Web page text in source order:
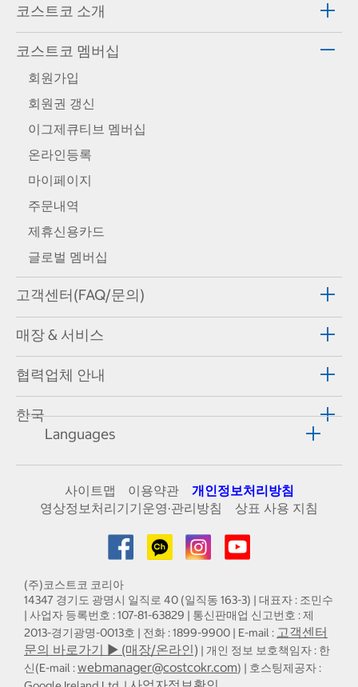
코스트코 소개
코스트코 멤버십
회원가입
회원권 갱신
이그제큐티브 멤버십
온라인등록
마이페이지
주문내역
제휴신용카드
글로벌 멤버십
고객센터(FAQ/문의)
매장 & 서비스
협력업체 안내
한국
Languages
사이트맵 이용약관
개인정보처리방침
영상정보처리기기운영·관리방침
상표 사용 지침
(주)코스트코 코리아
14347 경기도 광명시 일직로 40 (일직동 163-3) | 대표자 : 조민수
| 사업자 등록번호 : 107-81-63829 | 통신판매업 신고번호 : 제
2013-경기광명-0013호 | 전화 : 1899-9900 | E-mail : 고객센터
문의 바로가기 ▶ (매장/온라인) | 개인 정보 보호책임자 : 한
신(E-mail :webmanager@costcokr.com) | 호스팅제공자 :